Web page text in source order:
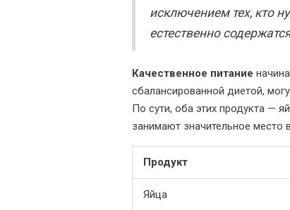
исключением тех, кто
естественно
Качественное питание
сбалансированной диетой,
По сути, оба этих продукта —
занимают значительное место
Продукт
Яйца